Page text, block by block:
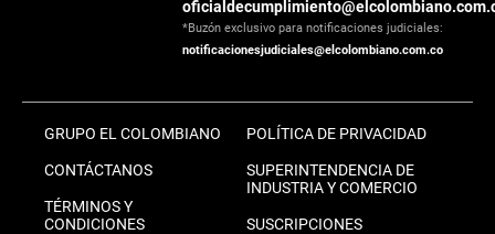
*Buzón exclusivo para notificaciones judiciales:
notificacionesjudiciales@elcolombiano.com.co
GRUPO EL COLOMBIANO
CONTÁCTANOS
TÉRMINOS Y
CONDICIONES
POLÍTICA DE PRIVACIDAD
SUPERINTENDENCIA DE
INDUSTRIA Y COMERCIO
SUSCRIPCIONES